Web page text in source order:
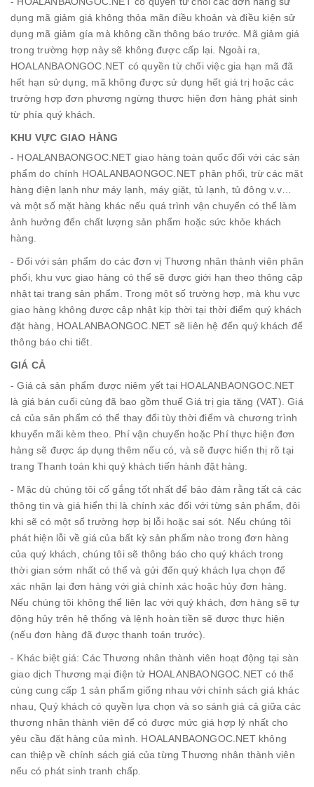
dụng mã giảm giá không thỏa mãn điều khoản và điều kiện sử
dụng mã giảm gía mà không cần thông báo trước. Mã giảm giá
trong trường hợp này sẽ không được cấp lại. Ngoài ra,
HOALANBAONGOC.NET có quyền từ chối việc gia hạn mã đã
hết hạn sử dụng, mã không được sử dụng hết giá trị hoặc các
trường hợp đơn phương ngừng thược hiện đơn hàng phát sinh
từ phía quý khách.
KHU VỰC GIAO HÀNG
- HOALANBAONGOC.NET giao hàng toàn quốc đối với các sản
phẩm do chính HOALANBAONGOC.NET phân phối, trừ các mặt
hàng điện lạnh như máy lạnh, máy giặt, tủ lạnh, tủ đông v.v…
và một số mặt hàng khác nếu quá trình vận chuyển có thể làm
ảnh hưởng đến chất lượng sản phẩm hoặc sức khỏe khách
hàng.
- Đối với sản phẩm do các đơn vị Thương nhân thành viên phân
phối, khu vực giao hàng có thể sẽ được giới hạn theo thông cập
nhật tại trang sản phẩm. Trong một số trường hợp, mà khu vực
giao hàng không được cập nhật kịp thời tại thời điểm quý khách
đặt hàng, HOALANBAONGOC.NET sẽ liên hệ đến quý khách để
thông báo chi tiết.
GIÁ CẢ
- Giá cả sản phẩm được niêm yết tại HOALANBAONGOC.NET
là giá bán cuối cùng đã bao gồm thuế Giá trị gia tăng (VAT). Giá
cả của sản phẩm có thể thay đổi tùy thời điểm và chương trình
khuyến mãi kèm theo. Phí vận chuyển hoặc Phí thực hiện đơn
hàng sẽ được áp dụng thêm nếu có, và sẽ được hiển thị rõ tại
trang Thanh toán khi quý khách tiến hành đặt hàng.
- Mặc dù chúng tôi cố gắng tốt nhất để bảo đảm rằng tất cả các
thông tin và giá hiển thị là chính xác đối với từng sản phẩm, đôi
khi sẽ có một số trường hợp bị lỗi hoặc sai sót. Nếu chúng tôi
phát hiện lỗi về giá của bất kỳ sản phẩm nào trong đơn hàng
của quý khách, chúng tôi sẽ thông báo cho quý khách trong
thời gian sớm nhất có thể và gửi đến quý khách lựa chọn để
xác nhận lại đơn hàng với giá chính xác hoặc hủy đơn hàng.
Nếu chúng tôi không thể liên lạc với quý khách, đơn hàng sẽ tự
động hủy trên hệ thống và lệnh hoàn tiền sẽ được thực hiện
(nếu đơn hàng đã được thanh toán trước).
- Khác biệt giá: Các Thương nhân thành viên hoạt động tại sàn
giao dịch Thương mại điện tử HOALANBAONGOC.NET có thể
cùng cung cấp 1 sản phẩm giống nhau với chính sách giá khác
nhau, Quý khách có quyền lựa chọn và so sánh giá cả giữa các
thương nhân thành viên để có được mức giá hợp lý nhất cho
yêu cầu đặt hàng của mình. HOALANBAONGOC.NET không
can thiệp về chính sách giá của từng Thương nhân thành viên
nếu có phát sinh tranh chấp.